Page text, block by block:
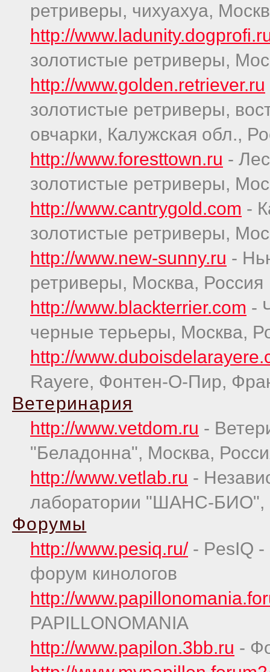
ретриверы, чихуахуа,
http://
золотистые ретриверы,
http://www.golden.retriever.ru
золотистые ретриверы,
овчарки, Калужская обл.,
http://www.foresttown.ru -
золотистые ретриверы,
http://www.cantrygold.com -
золотистые ретриверы,
http://www.new-sunny.ru -
ретриверы, Москва, Россия
http://www.blackterrier.com -
черные терьеры, Москва,
http://
Rayere, Фонтен-О-Пир,
Ветеринария
http://www.vetdom.ru -
"Беладонна", Москва,
http://www.vetlab.ru -
лаборатории "ШАНС-БИО",
Форумы
http://www.pesiq.ru/- PesIQ -
форум кинологов
http://
PAPILLONOMANIA
http://www.papilon.3bb.ru -